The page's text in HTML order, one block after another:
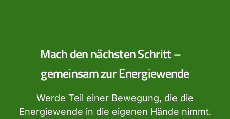
Mach den nächsten Schritt –
gemeinsam zur Energiewende
Werde Teil einer Bewegung, die die
Energiewende in die eigenen Hände nimmt.